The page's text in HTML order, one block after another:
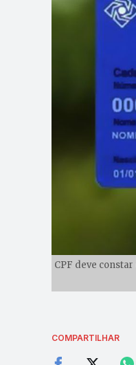
CPF deve
COMPARTILHAR